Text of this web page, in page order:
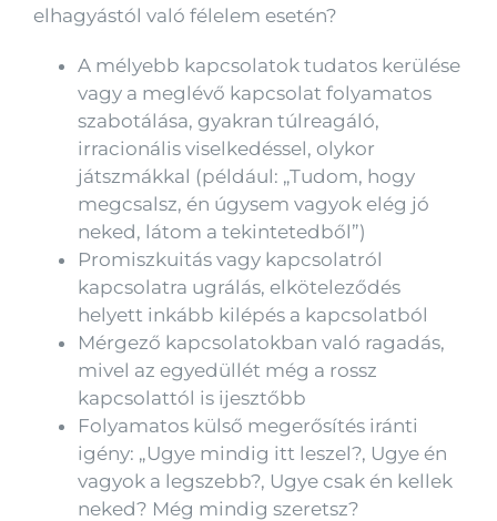
elhagyástól való félelem esetén?
A mélyebb kapcsolatok tudatos kerülése
vagy a meglévő kapcsolat folyamatos
szabotálása, gyakran túlreagáló,
irracionális viselkedéssel, olykor
játszmákkal (például: „Tudom, hogy
megcsalsz, én úgysem vagyok elég jó
neked, látom a tekintetedből”)
Promiszkuitás vagy kapcsolatról
kapcsolatra ugrálás, elköteleződés
helyett inkább kilépés a kapcsolatból
Mérgező kapcsolatokban való ragadás,
mivel az egyedüllét még a rossz
kapcsolattól is ijesztőbb
Folyamatos külső megerősítés iránti
igény: „Ugye mindig itt leszel?, Ugye én
vagyok a legszebb?, Ugye csak én kellek
neked? Még mindig szeretsz?